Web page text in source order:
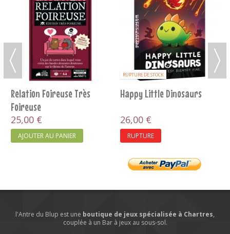
Relation Foireuse Très
Foireuse
25,00 €
AJOUTER AU PANIER
RUPTURE DE STOCK
Happy Little Dinosaurs
26,00 €
RUPTURE
l'Antre du Blup est une boutique de jeux spécialisée à Chartres,
couplée à un Bar à jeux au sous-sol.